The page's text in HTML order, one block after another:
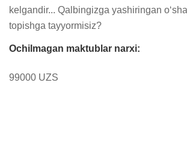
kelgandir... Qalbingizga yashiringan
topishga tayyormisiz?
Ochilmagan maktublar narxi:
99000 UZS